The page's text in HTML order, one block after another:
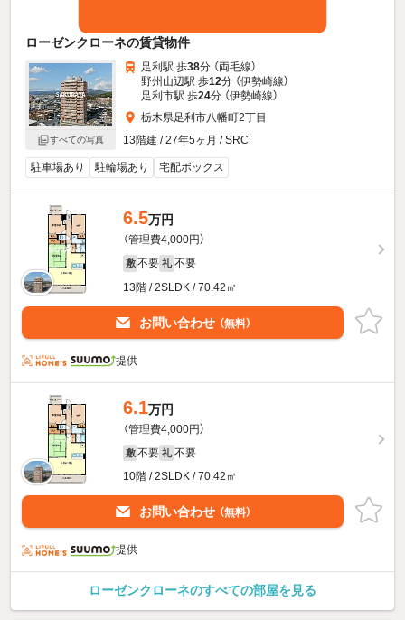
ローゼンクローネの賃貸物件
すべての写真
足利駅 歩38分 （両毛線）
野州山辺駅 歩12分 （伊勢崎線）
足利市駅 歩24分 （伊勢崎線）
栃木県足利市八幡町2丁目
13階建 / 27年5ヶ月 / SRC
駐車場あり 駐輪場あり 宅配ボックス
6.5万円
（管理費4,000円）
敷 不要 礼 不要
13階 / 2SLDK / 70.42㎡
お問い合わせ （無料）
提供
6.1万円
（管理費4,000円）
敷 不要 礼 不要
10階 / 2SLDK / 70.42㎡
お問い合わせ （無料）
提供
ローゼンクローネのすべての部屋を見る